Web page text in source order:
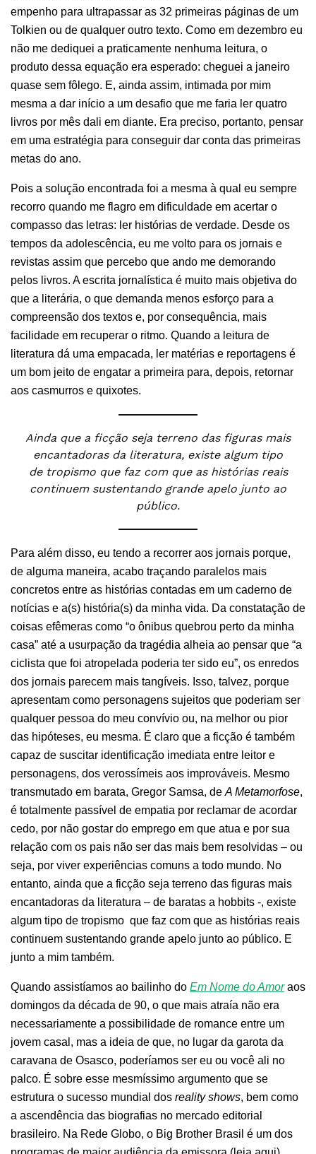
empenho para ultrapassar as 32 primeiras páginas de um
Tolkien ou de qualquer outro texto. Como em dezembro eu
não me dediquei a praticamente nenhuma leitura, o
produto dessa equação era esperado: cheguei a janeiro
quase sem fôlego. E, ainda assim, intimada por mim
mesma a dar início a um desafio que me faria ler quatro
livros por mês dali em diante. Era preciso, portanto, pensar
em uma estratégia para conseguir dar conta das primeiras
metas do ano.
Pois a solução encontrada foi a mesma à qual eu sempre
recorro quando me flagro em dificuldade em acertar o
compasso das letras: ler histórias de verdade. Desde os
tempos da adolescência, eu me volto para os jornais e
revistas assim que percebo que ando me demorando
pelos livros. A escrita jornalística é muito mais objetiva do
que a literária, o que demanda menos esforço para a
compreensão dos textos e, por consequência, mais
facilidade em recuperar o ritmo. Quando a leitura de
literatura dá uma empacada, ler matérias e reportagens é
um bom jeito de engatar a primeira para, depois, retornar
aos casmurros e quixotes.
Ainda que a ficção seja terreno das figuras mais
encantadoras da literatura, existe algum tipo
de tropismo que faz com que as histórias reais
continuem sustentando grande apelo junto ao
público.
Para além disso, eu tendo a recorrer aos jornais porque,
de alguma maneira, acabo traçando paralelos mais
concretos entre as histórias contadas em um caderno de
notícias e a(s) história(s) da minha vida. Da constatação de
coisas efêmeras como “o ônibus quebrou perto da minha
casa” até a usurpação da tragédia alheia ao pensar que “a
ciclista que foi atropelada poderia ter sido eu”, os enredos
dos jornais parecem mais tangíveis. Isso, talvez, porque
apresentam como personagens sujeitos que poderiam ser
qualquer pessoa do meu convívio ou, na melhor ou pior
das hipóteses, eu mesma. É claro que a ficção é também
capaz de suscitar identificação imediata entre leitor e
personagens, dos verossímeis aos improváveis. Mesmo
transmutado em barata, Gregor Samsa, de A Metamorfose,
é totalmente passível de empatia por reclamar de acordar
cedo, por não gostar do emprego em que atua e por sua
relação com os pais não ser das mais bem resolvidas – ou
seja, por viver experiências comuns a todo mundo. No
entanto, ainda que a ficção seja terreno das figuras mais
encantadoras da literatura – de baratas a hobbits -, existe
algum tipo de tropismo que faz com que as histórias reais
continuem sustentando grande apelo junto ao público. E
junto a mim também.
Quando assistíamos ao bailinho do Em Nome do Amor aos
domingos da década de 90, o que mais atraía não era
necessariamente a possibilidade de romance entre um
jovem casal, mas a ideia de que, no lugar da garota da
caravana de Osasco, poderíamos ser eu ou você ali no
palco. É sobre esse mesmíssimo argumento que se
estrutura o sucesso mundial dos reality shows, bem como
a ascendência das biografias no mercado editorial
brasileiro. Na Rede Globo, o Big Brother Brasil é um dos